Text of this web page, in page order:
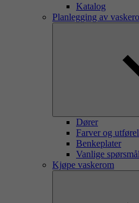
Katalog
Planlegging av
Dører
Farver og
Benkeplater
Vanlige
Kjøpe vaskerom